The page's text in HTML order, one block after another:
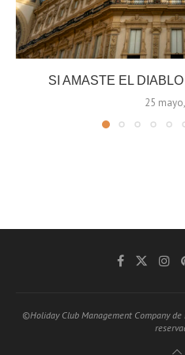
SI AMASTE EL
25
©Holiday Club Management Company de